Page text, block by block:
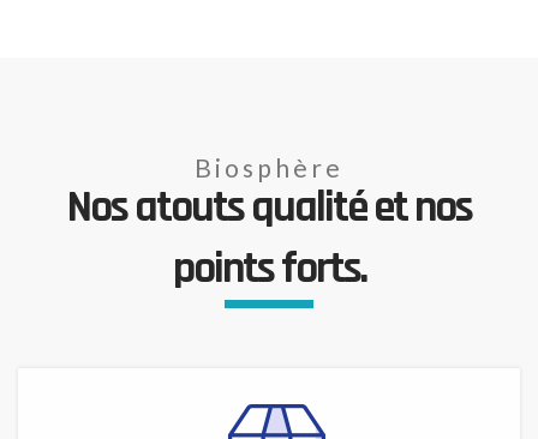
Biosphère
Nos atouts qualité et nos
points forts.